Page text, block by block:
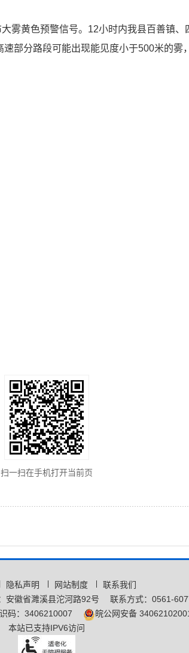
雾黄色预警信号。12小时内我县百善镇
部分路段可能出现能见度小于500米的雾
扫一扫在手机打开当前页
隐私声明 网站制度
联系我们
安徽省濉溪县沱河路92号
联系方式：0561-
码：3406210007
皖公网安备
本站已支持IPV6访问